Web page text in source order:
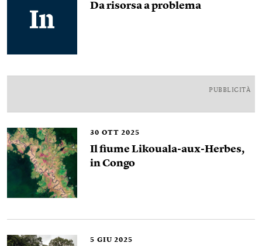
Da risorsa a problema
PUBBLICITÀ
30 OTT 2025
Il fiume Likouala-aux-Herbes,
in Congo
5 GIU 2025